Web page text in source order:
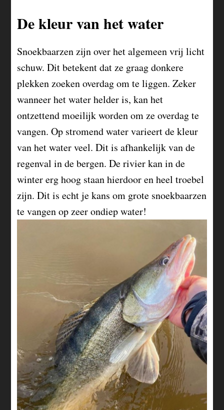
De kleur van het water
Snoekbaarzen zijn over het algemeen vrij licht
schuw. Dit betekent dat ze graag donkere
plekken zoeken overdag om te liggen. Zeker
wanneer het water helder is, kan het
ontzettend moeilijk worden om ze overdag te
vangen. Op stromend water varieert de kleur
van het water veel. Dit is afhankelijk van de
regenval in de bergen. De rivier kan in de
winter erg hoog staan hierdoor en heel troebel
zijn. Dit is echt je kans om grote snoekbaarzen
te vangen op zeer ondiep water!